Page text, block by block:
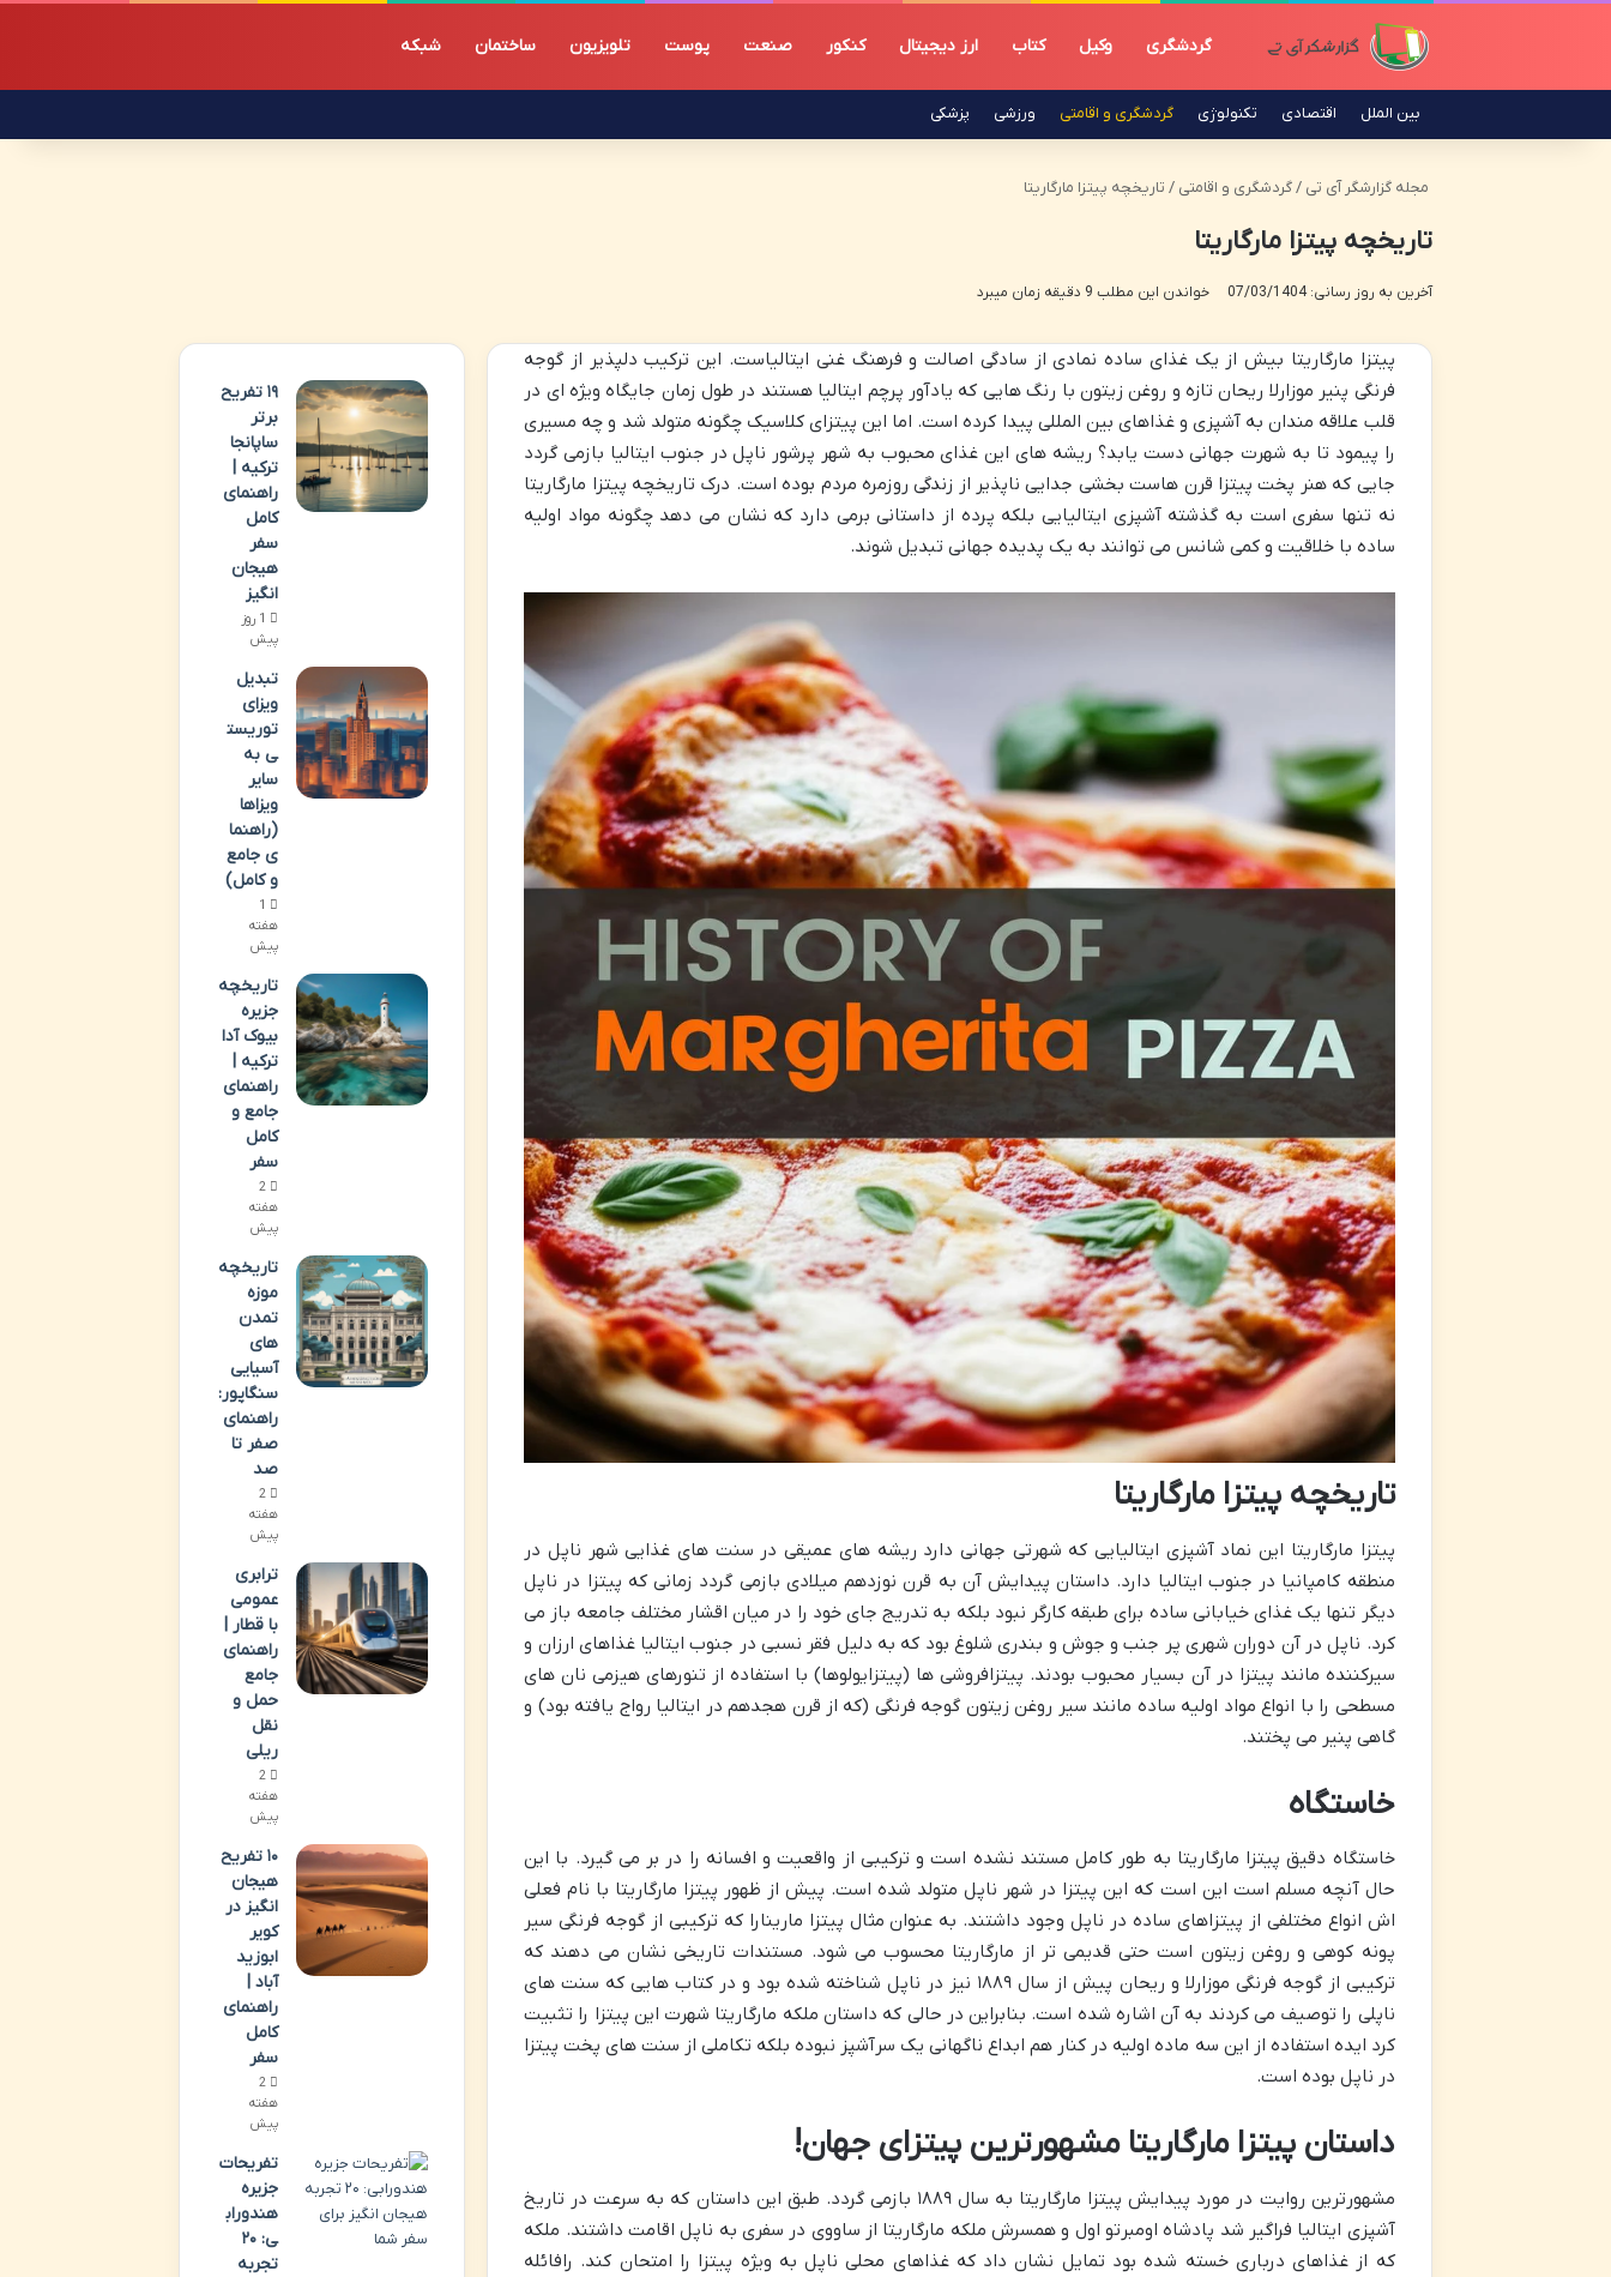
گردشگری وکیل کتاب ارز دیجیتال کنکور صنعت پوست تلویزیون ساختمان شبکه
بین الملل اقتصادی تکنولوژی گردشگری و اقامتی ورزشی پزشکی
مجله گزارشگر آی تی / گردشگری و اقامتی / تاریخچه پیتزا مارگاریتا
تاریخچه پیتزا مارگاریتا
آخرین به روز رسانی: 07/03/1404 خواندن این مطلب 9 دقیقه زمان میبرد
پیتزا مارگاریتا بیش از یک غذای ساده نمادی از سادگی اصالت و فرهنگ غنی ایتالیاست. این ترکیب دلپذیر از گوجه
فرنگی پنیر موزارلا ریحان تازه و روغن زیتون با رنگ هایی که یادآور پرچم ایتالیا هستند در طول زمان جایگاه ویژه ای در
قلب علاقه مندان به آشپزی و غذاهای بین المللی پیدا کرده است. اما این پیتزای کلاسیک چگونه متولد شد و چه مسیری
را پیمود تا به شهرت جهانی دست یابد؟ ریشه های این غذای محبوب به شهر پرشور ناپل در جنوب ایتالیا بازمی گردد
جایی که هنر پخت پیتزا قرن هاست بخشی جدایی ناپذیر از زندگی روزمره مردم بوده است. درک تاریخچه پیتزا مارگاریتا
نه تنها سفری است به گذشته آشپزی ایتالیایی بلکه پرده از داستانی برمی دارد که نشان می دهد چگونه مواد اولیه
ساده با خلاقیت و کمی شانس می توانند به یک پدیده جهانی تبدیل شوند.
تاریخچه پیتزا مارگاریتا
پیتزا مارگاریتا این نماد آشپزی ایتالیایی که شهرتی جهانی دارد ریشه های عمیقی در سنت های غذایی شهر ناپل در
منطقه کامپانیا در جنوب ایتالیا دارد. داستان پیدایش آن به قرن نوزدهم میلادی بازمی گردد زمانی که پیتزا در ناپل
دیگر تنها یک غذای خیابانی ساده برای طبقه کارگر نبود بلکه به تدریج جای خود را در میان اقشار مختلف جامعه باز می
کرد. ناپل در آن دوران شهری پر جنب و جوش و بندری شلوغ بود که به دلیل فقر نسبی در جنوب ایتالیا غذاهای ارزان و
سیرکننده مانند پیتزا در آن بسیار محبوب بودند. پیتزافروشی ها (پیتزایولوها) با استفاده از تنورهای هیزمی نان های
مسطحی را با انواع مواد اولیه ساده مانند سیر روغن زیتون گوجه فرنگی (که از قرن هجدهم در ایتالیا رواج یافته بود) و
گاهی پنیر می پختند.
خاستگاه
خاستگاه دقیق پیتزا مارگاریتا به طور کامل مستند نشده است و ترکیبی از واقعیت و افسانه را در بر می گیرد. با این
حال آنچه مسلم است این است که این پیتزا در شهر ناپل متولد شده است. پیش از ظهور پیتزا مارگاریتا با نام فعلی
اش انواع مختلفی از پیتزاهای ساده در ناپل وجود داشتند. به عنوان مثال پیتزا مارینارا که ترکیبی از گوجه فرنگی سیر
پونه کوهی و روغن زیتون است حتی قدیمی تر از مارگاریتا محسوب می شود. مستندات تاریخی نشان می دهند که
ترکیبی از گوجه فرنگی موزارلا و ریحان پیش از سال ۱۸۸۹ نیز در ناپل شناخته شده بود و در کتاب هایی که سنت های
ناپلی را توصیف می کردند به آن اشاره شده است. بنابراین در حالی که داستان ملکه مارگاریتا شهرت این پیتزا را تثبیت
کرد ایده استفاده از این سه ماده اولیه در کنار هم ابداع ناگهانی یک سرآشپز نبوده بلکه تکاملی از سنت های پخت پیتزا
در ناپل بوده است.
داستان پیتزا مارگاریتا مشهورترین پیتزای جهان!
مشهورترین روایت در مورد پیدایش پیتزا مارگاریتا به سال ۱۸۸۹ بازمی گردد. طبق این داستان که به سرعت در تاریخ
آشپزی ایتالیا فراگیر شد پادشاه اومبرتو اول و همسرش ملکه مارگاریتا از ساووی در سفری به ناپل اقامت داشتند. ملکه
که از غذاهای درباری خسته شده بود تمایل نشان داد که غذاهای محلی ناپل به ویژه پیتزا را امتحان کند. رافائله
۱۹ تفریح
برتر
ساپانجا
ترکیه |
راهنمای
کامل
سفر
هیجان
انگیز
1 روز
پیش
تبدیل
ویزای
توریست
ی به
سایر
ویزاها
(راهنما
ی جامع
و کامل)
1
هفته
پیش
تاریخچه
جزیره
بیوک آدا
ترکیه |
راهنمای
جامع و
کامل
سفر
2
هفته
پیش
تاریخچه
موزه
تمدن
های
آسیایی
سنگاپور:
راهنمای
صفر تا
صد
2
هفته
پیش
ترابری
عمومی
با قطار |
راهنمای
جامع
حمل و
نقل
ریلی
2
هفته
پیش
۱۰ تفریح
هیجان
انگیز در
کویر
ابوزید
آباد |
راهنمای
کامل
سفر
2
هفته
پیش
تفریحات
جزیره
هندوراب
ی: ۲۰
تجربه